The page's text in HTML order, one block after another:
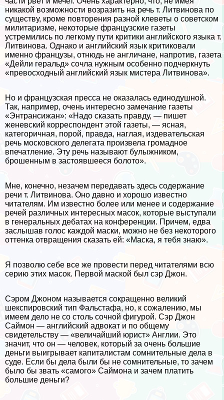
никакой возможности возразить на речь т. Литвинова по
существу, кроме повторения разной клеветы о советском
милитаризме, некоторые французские газеты
устремились по легкому пути критики английского языка т.
Литвинова. Однако и английский язык критиковали
именно французы, отнюдь не англичане, напротив, газета
«Дейли геральд» сочла нужным особенно подчеркнуть
«превосходный английский язык мистера Литвинова».
Но и французская пресса не оказалась единодушной.
Так, например, очень интересно замечание газеты
«Энтрaнcижан»: «Надо сказать правду, — пишет
женевский корреспондент этой газеты, — ясная,
категоричная, порой, правда, наглая, издевательская
речь московского делегата произвела громадное
впечатление. Эту речь называют булыжником,
брошенным в застоявшееся болото».
Мне, конечно, незачем передавать здесь содержание
речи т. Литвинова. Оно давно и хорошо известно
читателям. Им известно более или менее и содержание
речей различных интересных масок, которые выступали
в генеральных дебатах на конференции. Причем, едва
заслышав голос каждой маски, можно не без некоторого
оттенка отвращения сказать ей: «Маска, я тебя знаю».
Я позволю себе все же провести перед читателями всю
серию этих масок. Первой маской был сэр Джон.
Сэром Джоном называется сокращенно великий
шекспировский тип Фальстафа, но, к сожалению, мы
имеем дело не со столь сочной фигурой. Сэр Джон
Саймон — английский адвокат и по общему
свидетельству — «величайший юрист» Англии. Это
значит, что он — человек, который за очень большие
деньги выигрывает капиталистам сомнительные дела в
суде. Если бы дела были бы не сомнительные, то зачем
было бы звать «самого» Саймона и зачем платить
большие деньги?